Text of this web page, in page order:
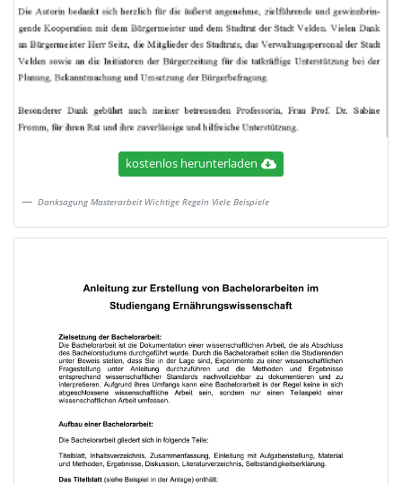
kostenlos herunterladen
Danksagung Masterarbeit Wichtige Regeln Viele Beispiele